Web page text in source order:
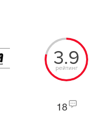
3.9
рейтинг
18